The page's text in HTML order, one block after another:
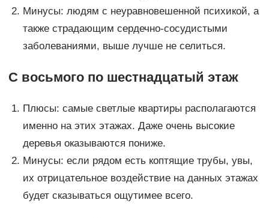
Минусы: людям с неуравновешенной психикой, а
также страдающим сердечно-сосудистыми
заболеваниями, выше лучше не селиться.
С восьмого по шестнадцатый этаж
Плюсы: самые светлые квартиры располагаются
именно на этих этажах. Даже очень высокие
деревья оказываются пониже.
Минусы: если рядом есть коптящие трубы, увы,
их отрицательное воздействие на данных этажах
будет сказываться ощутимее всего.